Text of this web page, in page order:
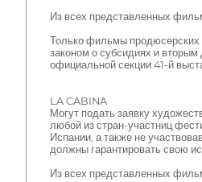
Из всех представленных
Только фильмы продюсерских
законом о субсидиях и
официальной секции 41-й
LA CABINA
Могут подать заявку
любой из стран-участниц
Испании, а также не
должны гарантировать свою
Из всех представленных